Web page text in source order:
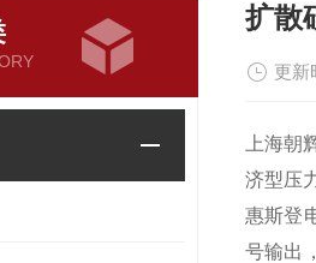
扩散
更
上海
济型压
惠斯登
号输出